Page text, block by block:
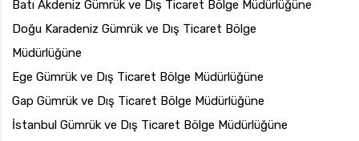
Batı Akdeniz Gümrük ve Dış Ticaret Bölge Müdürlüğüne
Doğu Karadeniz Gümrük ve Dış Ticaret Bölge
Müdürlüğüne
Ege Gümrük ve Dış Ticaret Bölge Müdürlüğüne
Gap Gümrük ve Dış Ticaret Bölge Müdürlüğüne
İstanbul Gümrük ve Dış Ticaret Bölge Müdürlüğüne